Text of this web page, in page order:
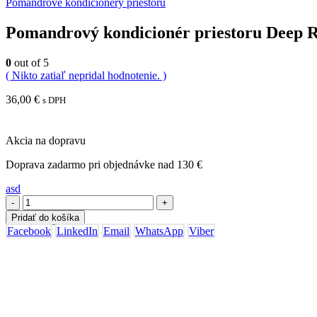
Pomandrový kondicionér priestoru Deep
0 out of 5
( Nikto zatiaľ nepridal hodnotenie. )
36,00 € s DPH
Akcia na dopravu
Doprava zadarmo pri objednávke nad 130 €
asd
-
+
Pridať do košíka
Facebook LinkedIn Email WhatsApp Viber